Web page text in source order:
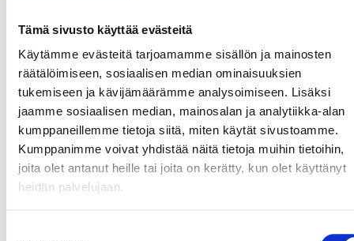
Tämä sivusto käyttää evästeitä
Käytämme evästeitä tarjoamamme sisällön ja mainosten
räätälöimiseen, sosiaalisen median ominaisuuksien
tukemiseen ja kävijämäärämme analysoimiseen. Lisäksi
jaamme sosiaalisen median, mainosalan ja analytiikka-alan
kumppaneillemme tietoja siitä, miten käytät sivustoamme.
Kumppanimme voivat yhdistää näitä tietoja muihin tietoihin,
joita olet antanut heille tai joita on kerätty, kun olet käyttänyt
heidän palvelujaan.
ja metroja.
Emme kuitenkaan suosittele menemään
Stamford Bridge -stadionille autolla tai
taksilla, ellet lähde hyvissä ajoin etukäteen.
Stadionin ympäristö ruuhkautuu kamalasti
Chelsean ottelupäivinä, ja pysäköinti on sekä
katastrofaalista että erittäin kallista. Valitse
sen sijaanjulkinen liikenne.